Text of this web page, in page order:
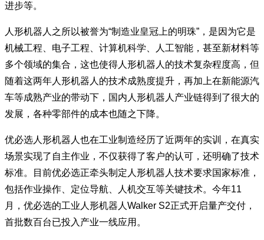
进步等。
人形机器人之所以被誉为“制造业皇冠上的明珠”，是因为它是
机械工程、电子工程、计算机科学、人工智能，甚至新材料等
多个领域的集合，这也使得人形机器人的技术复杂程度高，但
随着这两年人形机器人的技术成熟度提升，再加上在新能源汽
车等成熟产业的带动下，国内人形机器人产业链得到了很大的
发展，各种零部件的成本也随之下降。
优必选人形机器人也在工业制造经历了近两年的实训，在真实
场景实现了自主作业，不仅获得了客户的认可，还明确了技术
标准。目前优必选正牵头制定人形机器人技术要求国家标准，
包括作业操作、定位导航、人机交互等关键技术。今年11
月，优必选的工业人形机器人Walker S2正式开启量产交付，
首批数百台已投入产业一线应用。